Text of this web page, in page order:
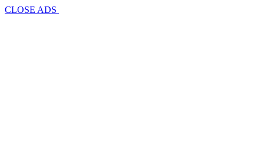
CLOSE ADS